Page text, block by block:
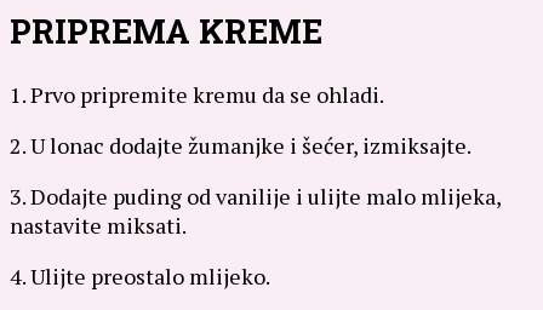
PRIPREMA KREME
1. Prvo pripremite kremu da se ohladi.
2. U lonac dodajte žumanjke i šećer, izmiksajte.
3. Dodajte puding od vanilije i ulijte malo mlijeka,
nastavite miksati.
4. Ulijte preostalo mlijeko.